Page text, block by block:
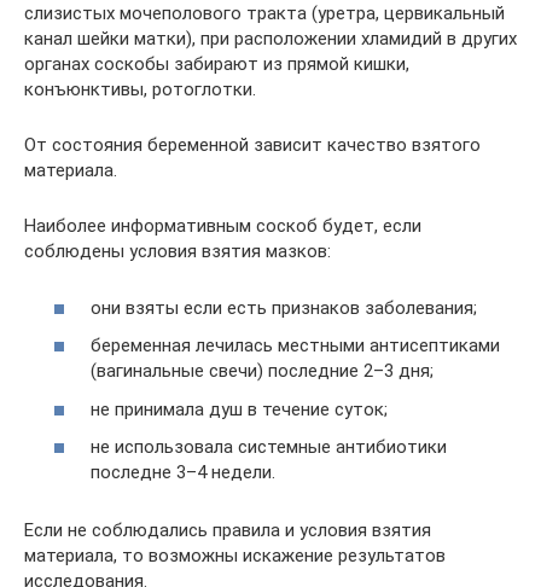
слизистых мочеполового тракта (уретра, цервикальный
канал шейки матки), при расположении хламидий в других
органах соскобы забирают из прямой кишки,
конъюнктивы, ротоглотки.
От состояния беременной зависит качество взятого
материала.
Наиболее информативным соскоб будет, если
соблюдены условия взятия мазков:
они взяты если есть признаков заболевания;
беременная лечилась местными антисептиками
(вагинальные свечи) последние 2–3 дня;
не принимала душ в течение суток;
не использовала системные антибиотики
последне 3–4 недели.
Если не соблюдались правила и условия взятия
материала, то возможны искажение результатов
исследования.